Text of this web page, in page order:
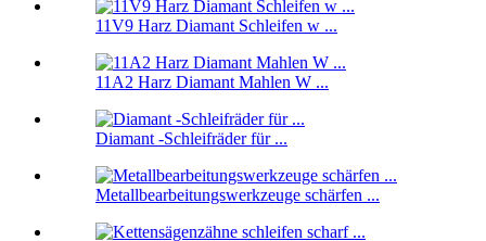
11V9 Harz Diamant Schleifen w ...
11A2 Harz Diamant Mahlen W ...
Diamant -Schleifräder für ...
Metallbearbeitungswerkzeuge schärfen ...